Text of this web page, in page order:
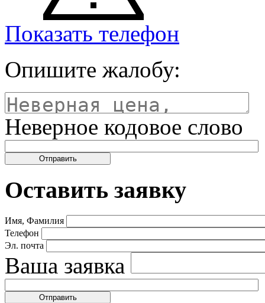
Показать телефон
Опишите жалобу:
Неверное кодовое слово
Оставить заявку
Имя, Фамилия
Телефон
Эл. почта
Ваша заявка